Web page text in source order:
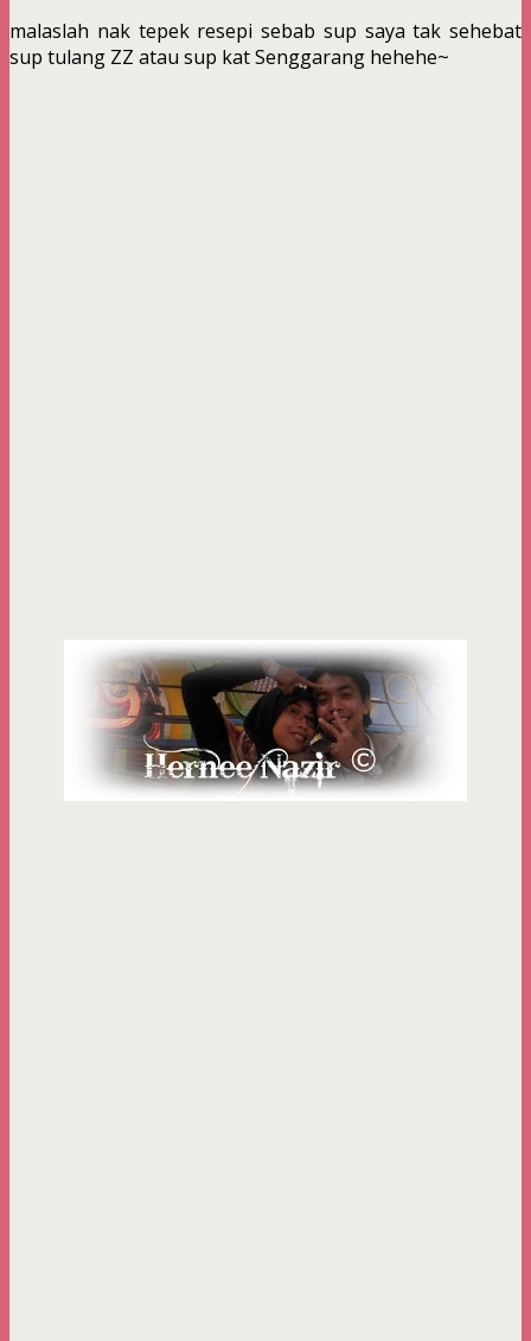
malaslah nak tepek resepi sebab sup saya tak sehebat
sup tulang ZZ atau sup kat Senggarang hehehe~